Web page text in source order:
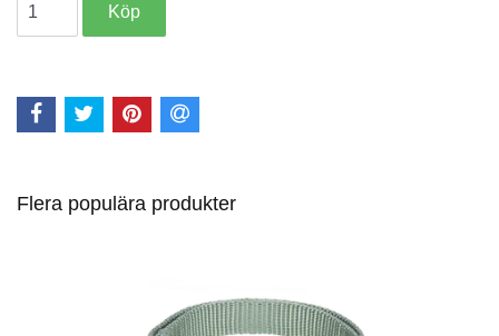
Flera populära produkter